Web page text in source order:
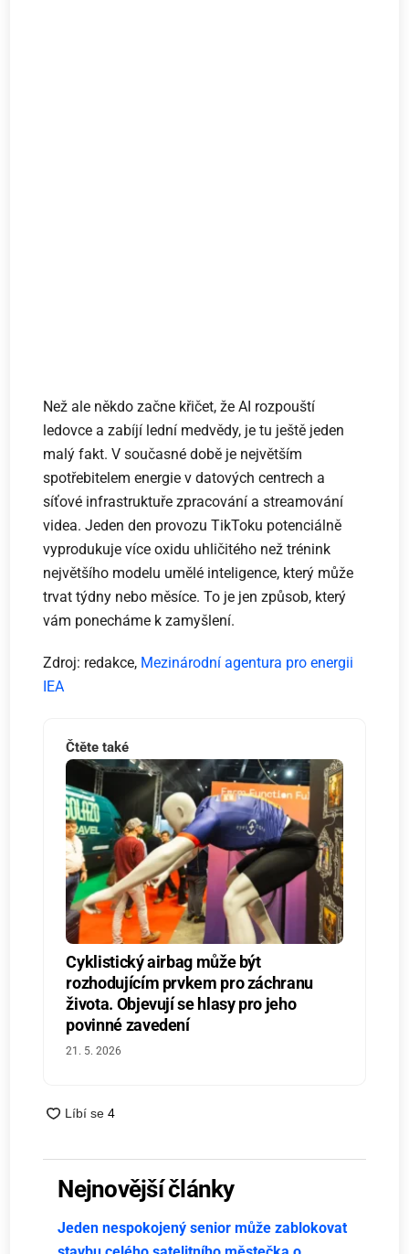
Než ale někdo začne křičet, že AI rozpouští
ledovce a zabíjí lední medvědy, je tu ještě jeden
malý fakt. V současné době je největším
spotřebitelem energie v datových centrech a
síťové infrastruktuře zpracování a streamování
videa. Jeden den provozu TikToku potenciálně
vyprodukuje více oxidu uhličitého než trénink
největšího modelu umělé inteligence, který může
trvat týdny nebo měsíce. To je jen způsob, který
vám ponecháme k zamyšlení.
Zdroj: redakce, Mezinárodní agentura pro energii
IEA
Čtěte také
Cyklistický airbag může být
rozhodujícím prvkem pro záchranu
života. Objevují se hlasy pro jeho
povinné zavedení
21. 5. 2026
Nejnovější články
Jeden nespokojený senior může zablokovat